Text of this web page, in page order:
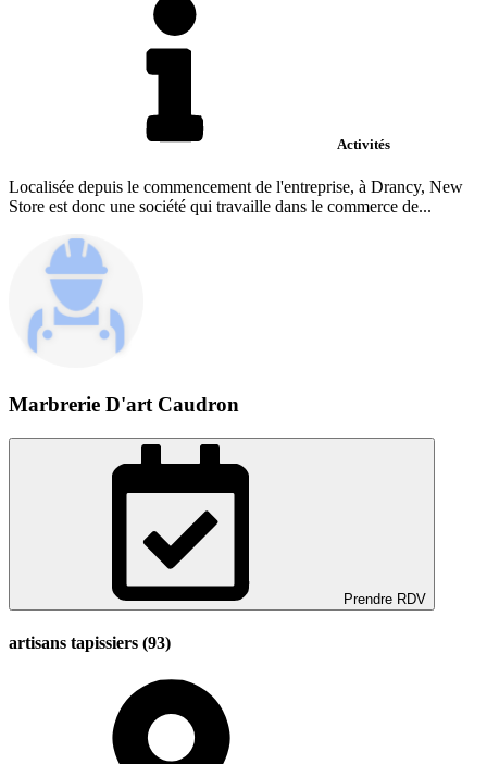
Activités
Localisée depuis le commencement de l'entreprise, à Drancy, New
Store est donc une société qui travaille dans le commerce de...
Marbrerie D'art Caudron
Prendre RDV
artisans tapissiers (93)